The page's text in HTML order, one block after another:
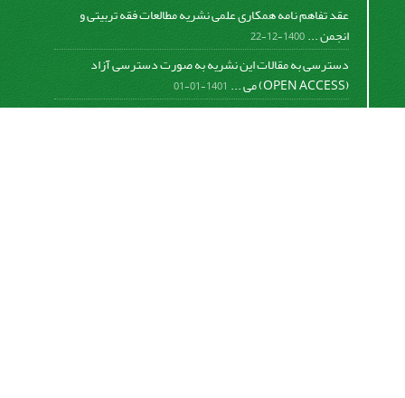
عقد تفاهم نامه همکاری علمی نشریه مطالعات فقه تربیتی و
انجمن ...1400-12-22
دسترسی به مقالات این نشریه به صورت دسترسی آزاد
(OPEN ACCESS) می ...
1401-01-01
نمایه شدن نشریه مطالعات فقه تربیتی در isc